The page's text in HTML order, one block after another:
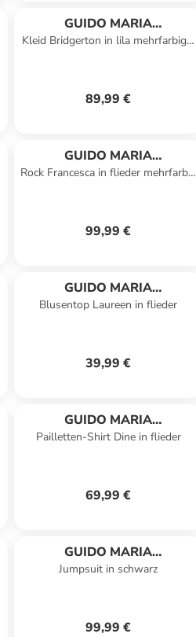
GUIDO MARIA
KRETSCHMER
Kleid Bridgerton in lila mehrfarbig -
89,99 €
GUIDO MARIA
KRETSCHMER
Rock Francesca in flieder mehrfarbig
99,99 €
GUIDO MARIA
KRETSCHMER
Blusentop Laureen in flieder
39,99 €
GUIDO MARIA
KRETSCHMER
Pailletten-Shirt Dine in flieder
69,99 €
GUIDO MARIA
KRETSCHMER
Jumpsuit in schwarz
99,99 €